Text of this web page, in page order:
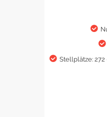
Stellplätze: